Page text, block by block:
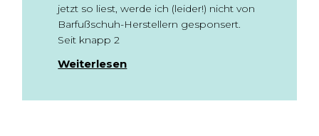
jetzt so liest, werde ich (leider!) nicht von
Barfußschuh-Herstellern gesponsert.
Seit knapp 2
Weiterlesen